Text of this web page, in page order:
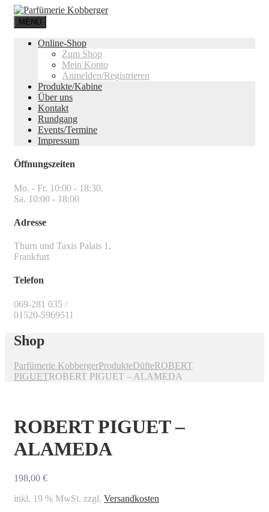
MENÜ
Online-Shop
Zum Shop
Mein Konto
Anmelden/Registrieren
Produkte/Kabine
Über uns
Kontakt
Rundgang
Events/Termine
Impressum
Öffnungszeiten
Mo. - Fr. 10:00 - 18:30,
Sa. 10:00 - 18:00
Adresse
Thurn und Taxis Palais 1,
Frankfurt
Telefon
069-281 035 /
01520-5969511
Shop
Parfümerie KobbergerProdukteDüfteROBERT
PIGUETROBERT PIGUET – ALAMEDA
ROBERT PIGUET –
ALAMEDA
198,00 €
inkl. 19 % MwSt. zzgl. Versandkosten